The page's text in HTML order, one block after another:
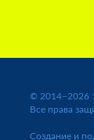
© 2014–2026
Все права
Создание и